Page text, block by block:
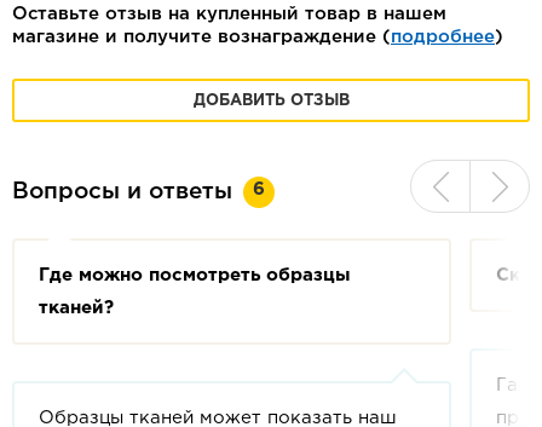
Оставьте отзыв на купленный товар в нашем
магазине и получите вознаграждение (подробнее)
ДОБАВИТЬ ОТЗЫВ
Вопросы и ответы 6
Где можно посмотреть образцы
тканей?
Образцы тканей может показать наш